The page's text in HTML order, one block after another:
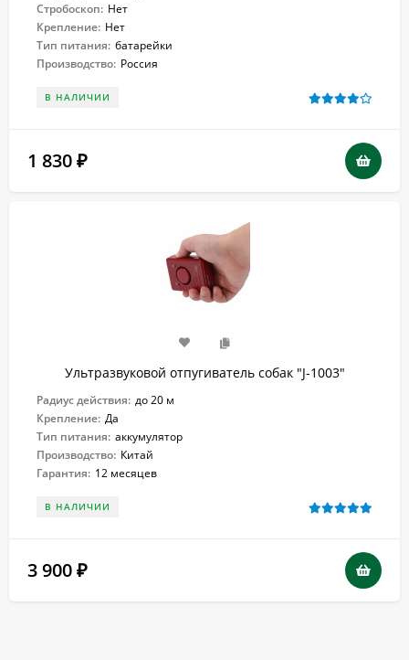
Стробоскоп: Нет
Крепление: Нет
Тип питания: батарейки
Производство: Россия
В НАЛИЧИИ
1 830 ₽
Ультразвуковой отпугиватель собак "J-1003"
Радиус действия: до 20 м
Крепление: Да
Тип питания: аккумулятор
Производство: Китай
Гарантия: 12 месяцев
В НАЛИЧИИ
3 900 ₽